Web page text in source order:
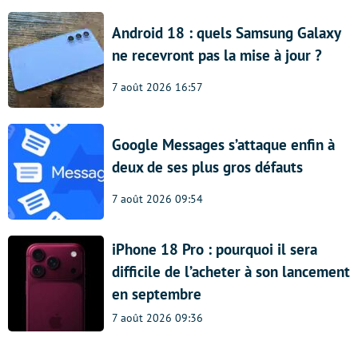
Android 18 : quels Samsung Galaxy
ne recevront pas la mise à jour ?
7 août 2026 16:57
Google Messages s’attaque enfin à
deux de ses plus gros défauts
7 août 2026 09:54
iPhone 18 Pro : pourquoi il sera
difficile de l’acheter à son lancement
en septembre
7 août 2026 09:36